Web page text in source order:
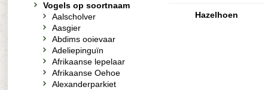
Hazelhoen
Vogels op soortnaam
Aalscholver
Aasgier
Abdims ooievaar
Adeliepinguïn
Afrikaanse lepelaar
Afrikaanse Oehoe
Alexanderparkiet